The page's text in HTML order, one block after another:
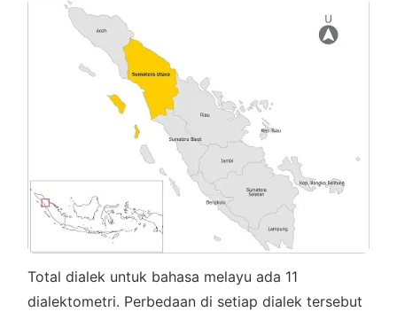
Total dialek untuk bahasa melayu ada 11
dialektometri. Perbedaan di setiap dialek tersebut